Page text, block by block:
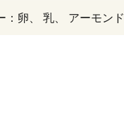
：卵、 乳、 アーモンド